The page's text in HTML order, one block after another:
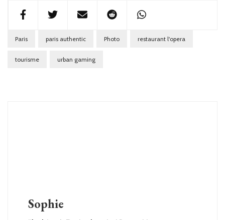
Paris paris authentic Photo restaurant l'opera
tourisme urban gaming
Sophie